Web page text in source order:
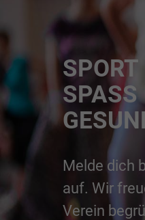
SPASS
Melde dich
auf. Wir
Verein